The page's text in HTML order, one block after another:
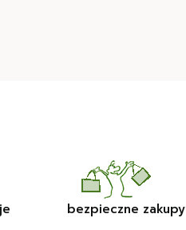
bezpieczne zakupy